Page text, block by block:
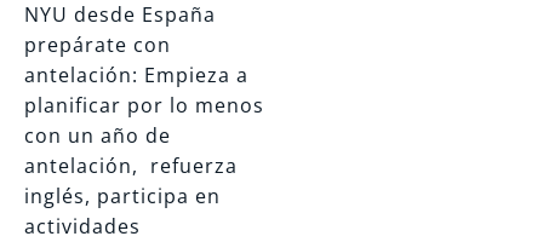
NYU desde España
prepárate con
antelación: Empieza a
planificar por lo menos
con un año de
antelación, refuerza
inglés, participa en
actividades